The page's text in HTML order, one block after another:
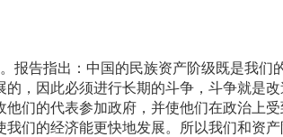
告指出：中国的民族资产阶级既是我们
，因此必须进行长期的斗争，斗争就是
们的代表参加政府，并使他们在政治上
们的经济能更快地发展。所以我们和资